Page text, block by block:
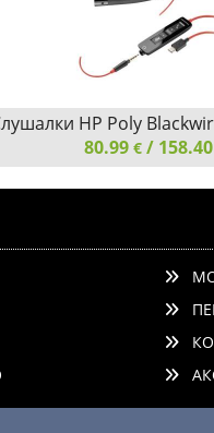
HP Poly
Type-C с микрофон
80.99 €/